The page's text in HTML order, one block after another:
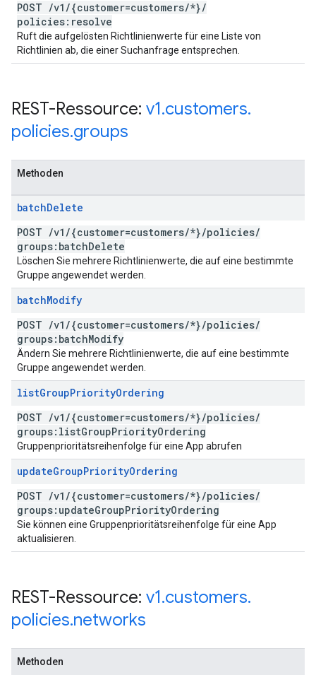
POST /v1 /{customer=customers/*}/
policies:resolve
Ruft die aufgelösten Richtlinienwerte für eine Liste von
Richtlinien ab, die einer Suchanfrage entsprechen.
REST-Ressource: v1.customers.
policies.groups
Methoden
batchDelete
POST /v1 /{customer=customers/*}/policies/
groups:batchDelete
Löschen Sie mehrere Richtlinienwerte, die auf eine bestimmte
Gruppe angewendet werden.
batchModify
POST /v1 /{customer=customers/*}/policies/
groups:batchModify
Ändern Sie mehrere Richtlinienwerte, die auf eine bestimmte
Gruppe angewendet werden.
listGroupPriorityOrdering
POST /v1 /{customer=customers/*}/policies/
groups:listGroupPriorityOrdering
Gruppenprioritätsreihenfolge für eine App abrufen
updateGroupPriorityOrdering
POST /v1 /{customer=customers/*}/policies/
groups:updateGroupPriorityOrdering
Sie können eine Gruppenprioritätsreihenfolge für eine App
aktualisieren.
REST-Ressource: v1.customers.
policies.networks
Methoden